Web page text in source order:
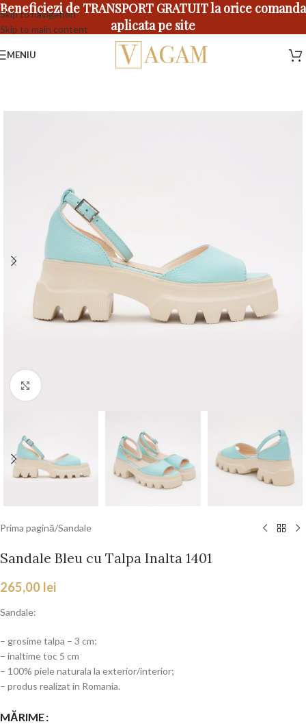
Skip to navigation
Skip to main content
Beneficiezi de TRANSPORT GRATUIT la orice comanda
aplicata pe site
MENIU
Faceți click pentru a mări
Prima pagină/Sandale
Sandale Bleu cu Talpa Inalta 1401
265,00 lei
Sandale:
– grosime talpa – 3 cm;
– inaltime toc 5 cm
– 100% piele naturala la exterior/interior;
– produs realizat in Romania.
MĂRIME